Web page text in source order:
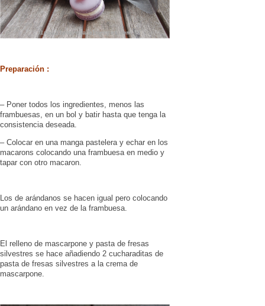
Preparación :
– Poner todos los ingredientes, menos las
frambuesas, en un bol y batir hasta que tenga la
consistencia deseada.
– Colocar en una manga pastelera y echar en los
macarons colocando una frambuesa en medio y
tapar con otro macaron.
Los de arándanos se hacen igual pero colocando
un arándano en vez de la frambuesa.
El relleno de mascarpone y pasta de fresas
silvestres se hace añadiendo 2 cucharaditas de
pasta de fresas silvestres a la crema de
mascarpone.